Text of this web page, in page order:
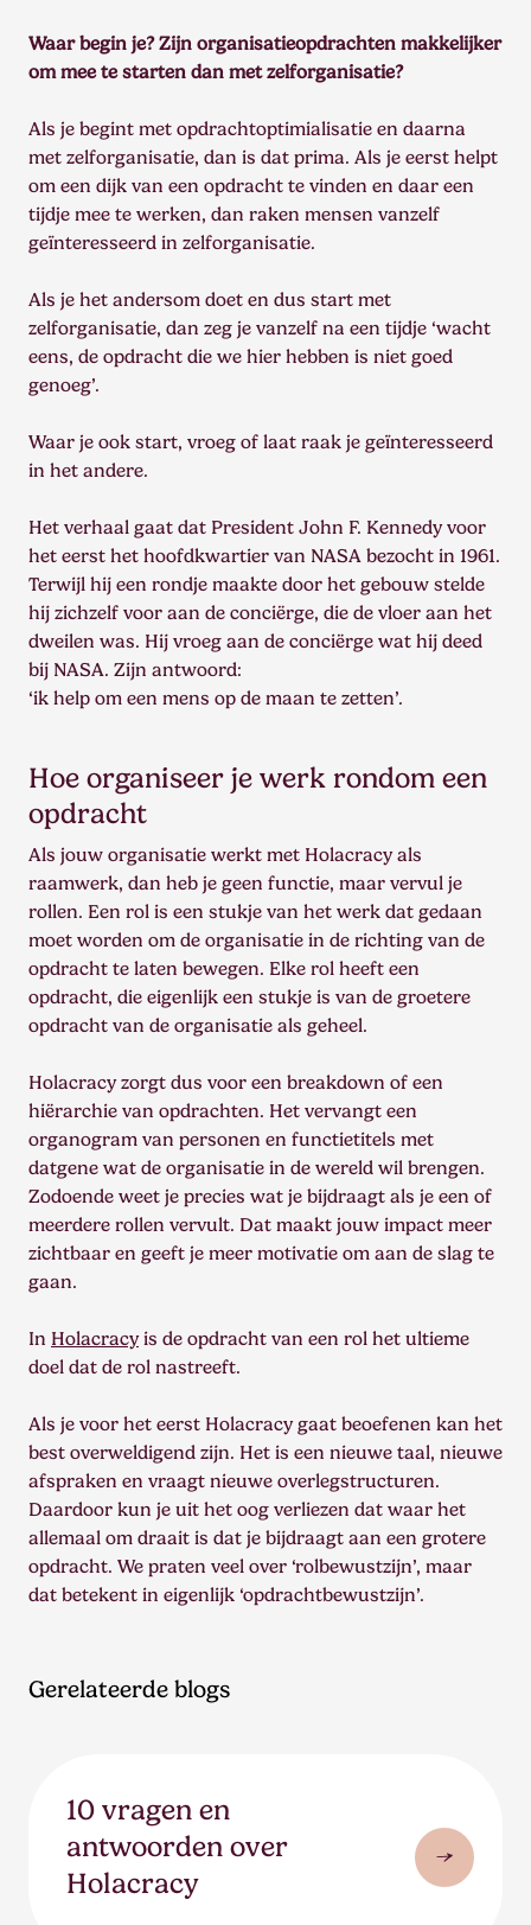
Waar begin je? Zijn organisatieopdrachten makkelijker
om mee te starten dan met zelforganisatie?
Als je begint met opdrachtoptimialisatie en daarna
met zelforganisatie, dan is dat prima. Als je eerst helpt
om een dijk van een opdracht te vinden en daar een
tijdje mee te werken, dan raken mensen vanzelf
geïnteresseerd in zelforganisatie.
Als je het andersom doet en dus start met
zelforganisatie, dan zeg je vanzelf na een tijdje ‘wacht
eens, de opdracht die we hier hebben is niet goed
genoeg’.
Waar je ook start, vroeg of laat raak je geïnteresseerd
in het andere.
Het verhaal gaat dat President John F. Kennedy voor
het eerst het hoofdkwartier van NASA bezocht in 1961.
Terwijl hij een rondje maakte door het gebouw stelde
hij zichzelf voor aan de conciërge, die de vloer aan het
dweilen was. Hij vroeg aan de conciërge wat hij deed
bij NASA. Zijn antwoord:
‘ik help om een mens op de maan te zetten’.
Hoe organiseer je werk rondom een
opdracht
Als jouw organisatie werkt met Holacracy als
raamwerk, dan heb je geen functie, maar vervul je
rollen. Een rol is een stukje van het werk dat gedaan
moet worden om de organisatie in de richting van de
opdracht te laten bewegen. Elke rol heeft een
opdracht, die eigenlijk een stukje is van de groetere
opdracht van de organisatie als geheel.
Holacracy zorgt dus voor een breakdown of een
hiërarchie van opdrachten. Het vervangt een
organogram van personen en functietitels met
datgene wat de organisatie in de wereld wil brengen.
Zodoende weet je precies wat je bijdraagt als je een of
meerdere rollen vervult. Dat maakt jouw impact meer
zichtbaar en geeft je meer motivatie om aan de slag te
gaan.
In Holacracyis de opdracht van een rol het ultieme
doel dat de rol nastreeft.
Als je voor het eerst Holacracy gaat beoefenen kan het
best overweldigend zijn. Het is een nieuwe taal, nieuwe
afspraken en vraagt nieuwe overlegstructuren.
Daardoor kun je uit het oog verliezen dat waar het
allemaal om draait is dat je bijdraagt aan een grotere
opdracht. We praten veel over ‘rolbewustzijn’, maar
dat betekent in eigenlijk ‘opdrachtbewustzijn’.
Gerelateerde blogs
10 vragen en
antwoorden over
Holacracy